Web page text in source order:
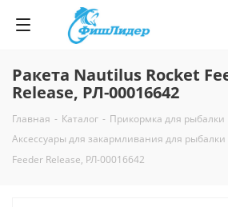
Ракета Nautilus Rocket
Release, РЛ-00016642
Главная - Каталог - Прикормка для рыбалки
Аксессуары для закармливания для рыбалки
Feeder Release, РЛ-00016642